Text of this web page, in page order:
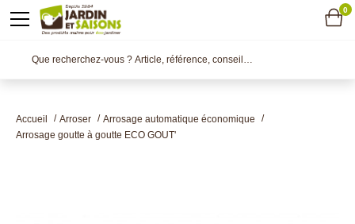
Accueil Arroser
Arrosage automatique économique
Arrosage goutte à goutte ECO GOUT'
0